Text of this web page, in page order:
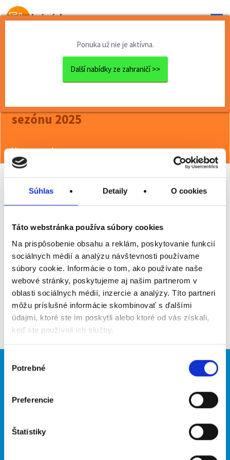
Súhlas Detaily O cookies
Táto webstránka používa súbory cookies
Na prispôsobenie obsahu a reklám, poskytovanie funkcií
sociálnych médií a analýzu návštevnosti používame
súbory cookie. Informácie o tom, ako používate naše
webové stránky, poskytujeme aj našim partnerom v
oblasti sociálnych médií, inzercie a analýzy. Títo partneri
môžu príslušné informácie skombinovať s ďalšími
údajmi, ktoré ste im poskytli alebo ktoré od vás získali,
keď ste používali ich služby.
súhlasu
Potrebné
Preferencie
Štatistiky
Ponuka už nie je aktívna.
Další nabídky ze zahraničí >>
Brigády zahraničie
Číšník/ice v hotelech v Rěc...
Číšník/ice v hotelech v Rěcku na
sezónu 2025
Viac o ponuke >>
Poslať na email
Upozorniť na inzerát
Pridať do obľúbených
Späť
Brigádnici
Hľadané brigády
O portáli Naše ďalšie projekty